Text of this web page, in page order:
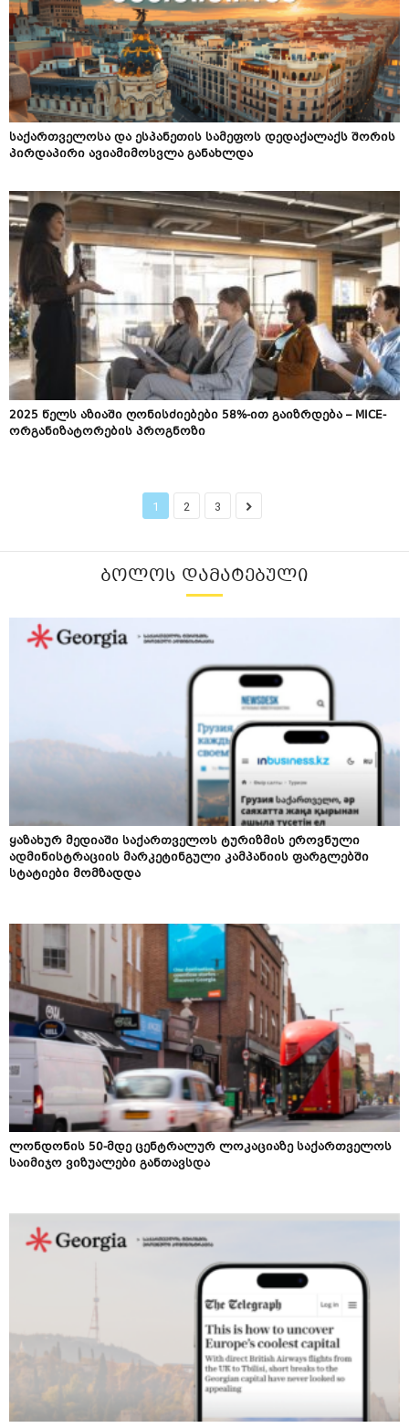
საქართველოსა და ესპანეთის სამეფოს დედაქალაქს შორის
პირდაპირი ავიამიმოსვლა განახლდა
2025 წელს აზიაში ღონისძიებები 58%-ით გაიზრდება – MICE-
ორგანიზატორების პროგნოზი
1 2 3
ᲑᲝᲚᲝᲡ ᲓᲐᲛᲐᲢᲔᲑᲣᲚᲘ
ყაზახურ მედიაში საქართველოს ტურიზმის ეროვნული
ადმინისტრაციის მარკეტინგული კამპანიის ფარგლებში
სტატიები მომზადდა
ლონდონის 50-მდე ცენტრალურ ლოკაციაზე საქართველოს
საიმიჯო ვიზუალები განთავსდა